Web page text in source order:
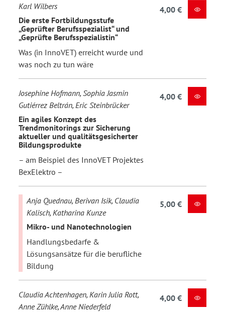
Karl Wilbers
Die erste Fortbildungsstufe
„Geprüfter Berufsspezialist“ und
„Geprüfte Berufsspezialistin“
Was (in InnoVET) erreicht wurde und
was noch zu tun wäre
4,00 €
Josephine Hofmann, Sophia Jasmin
Gutiérrez Beltrán, Eric Steinbrücker
Ein agiles Konzept des
Trendmonitorings zur Sicherung
aktueller und qualitätsgesicherter
Bildungsprodukte
– am Beispiel des InnoVET Projektes
BexElektro –
4,00 €
Anja Quednau, Berivan Isik, Claudia
Kalisch, Katharina Kunze
Mikro- und Nanotechnologien
Handlungsbedarfe &
Lösungsansätze für die berufliche
Bildung
5,00 €
Claudia Achtenhagen, Karin Julia Rott,
Anne Zühlke, Anne Niederfeld
4,00 €